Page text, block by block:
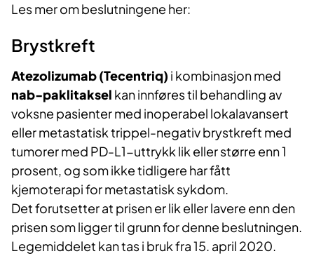
Les mer om beslutningene her:
Brystkreft
Atezolizumab (Tecentriq) i kombinasjon med
nab-paklitaksel kan innføres til behandling av
voksne pasienter med inoperabel lokalavansert
eller metastatisk trippel-negativ brystkreft med
tumorer med PD-L1-uttrykk lik eller større enn 1
prosent, og som ikke tidligere har fått
kjemoterapi for metastatisk sykdom.
Det forutsetter at prisen er lik eller lavere enn den
prisen som ligger til grunn for denne beslutningen.
Legemiddelet kan tas i bruk fra 15. april 2020.